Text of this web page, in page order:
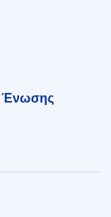
Ένωσης
Ένωσης